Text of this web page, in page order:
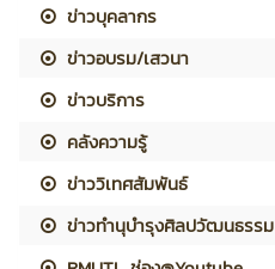
ข่าวบุคลากร
ข่าวอบรม/เสวนา
ข่าวบริการ
คลังความรู้
ข่าววิเทศสัมพันธ์
ข่าวทำนุบำรุงศิลปวัฒนธรรม